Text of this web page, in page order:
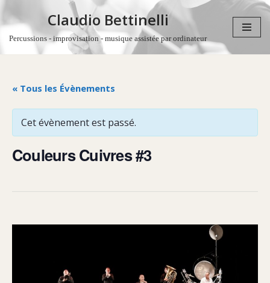
Aller
Claudio Bettinelli
Percussions - improvisation - musique assistée par ordinateur
« Tous les Évènements
Cet évènement est passé.
Couleurs Cuivres #3